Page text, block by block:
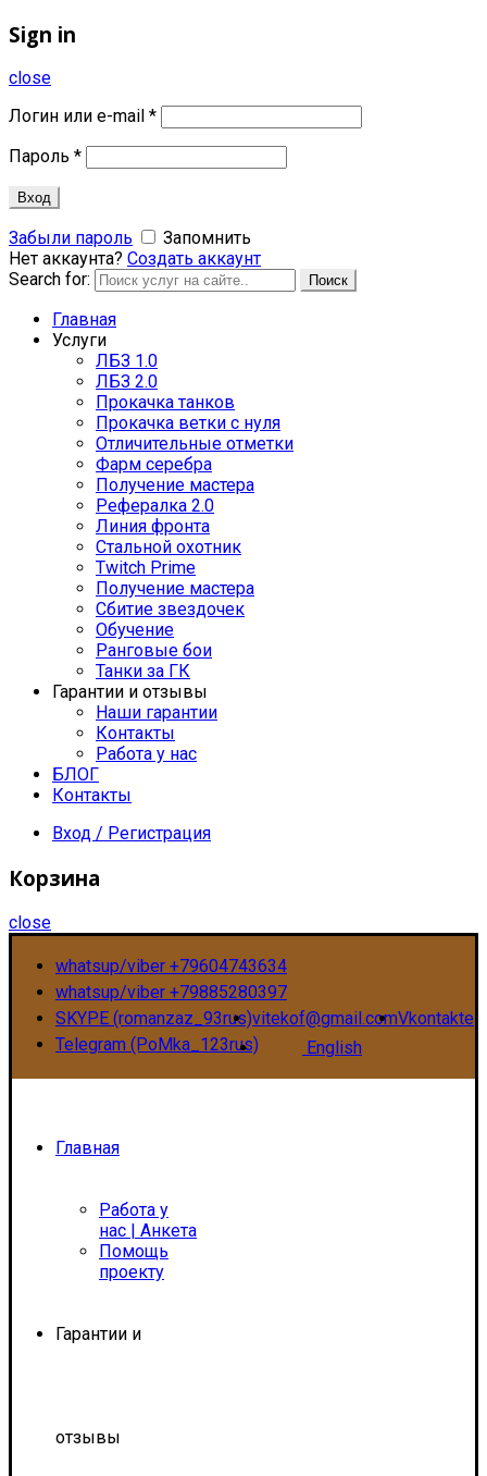
Sign in
close
Логин или e-mail *
Пароль *
Вход
Забыли пароль
Запомнить
Нет аккаунта? Создать аккаунт
Search for:
Поиск
Главная
Услуги
ЛБЗ 1.0
ЛБЗ 2.0
Прокачка танков
Прокачка ветки с нуля
Отличительные отметки
Фарм серебра
Получение мастера
Рефералка 2.0
Линия фронта
Стальной охотник
Twitch Prime
Получение мастера
Сбитие звездочек
Обучение
Ранговые бои
Танки за ГК
Гарантии и отзывы
Наши гарантии
Контакты
Работа у нас
БЛОГ
Контакты
Вход / Регистрация
Корзина
close
whatsup/viber +79604743634
whatsup/viber +79885280397
SKYPE (romanzaz_93rus)vitekof@gmail.comVkontakte
Telegram (PoMka_123rus)
English
Главная
Работа у
нас | Анкета
Помощь
проекту
Гарантии и
отзывы